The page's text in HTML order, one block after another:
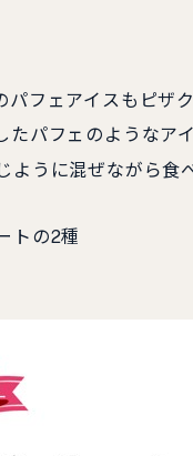
フェアイスもピザ
パフェのようなア
ように混ぜながら食
トの2種